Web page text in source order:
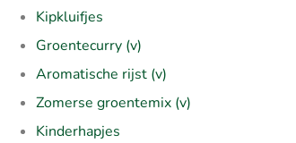
Kipkluifjes
Groentecurry (v)
Aromatische rijst (v)
Zomerse groentemix (v)
Kinderhapjes